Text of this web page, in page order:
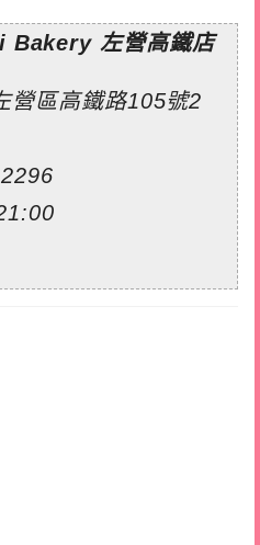
Bakery 左營高鐵店
營區高鐵路105號2